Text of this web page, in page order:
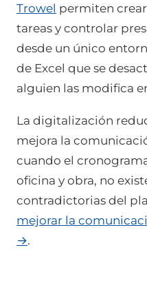
Trowel permiten
tareas y controlar
desde un único
de Excel que se
alguien las modifica
La digitalización
mejora la
cuando el
oficina y obra, no
contradictorias del
mejorar la
→.